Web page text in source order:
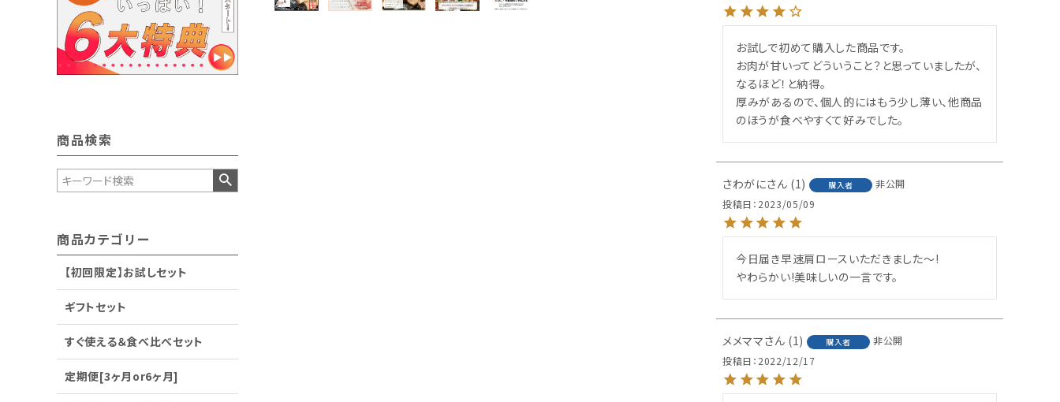
商品検索
商品カテゴリー
【初回限定】お試しセット
ギフトセット
すぐ使える＆食べ比べセット
定期便[3ヶ月or6ヶ月]
お試しで初めて購入した商品です。
お肉が甘いってどういうこと？と思っていましたが、
なるほど！と納得。
厚みがあるので、個人的にはもう少し薄い、他商品
のほうが食べやすくて好みでした。
さわがに 1 購入者
非公開
投稿日 2023/05/09
今日届き早速肩ロースいただきました～!
やわらかい!美味しいの一言です。
メメママ 1 購入者
非公開
投稿日 2022/12/17